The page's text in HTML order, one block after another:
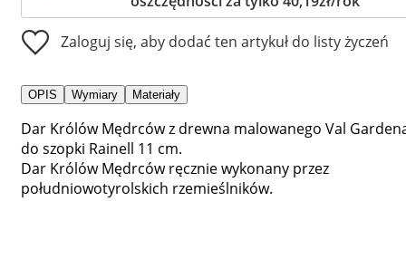
Zaloguj się, aby dodać ten artykuł do listy życzeń
OPIS Wymiary Materiały
Dar Królów Mędrców z drewna malowanego Val
do szopki Rainell 11 cm.
Dar Królów Mędrców ręcznie wykonany przez
południowotyrolskich rzemieślników.